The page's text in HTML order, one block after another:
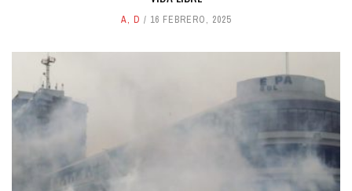
A, D 16 FEBRERO, 2025